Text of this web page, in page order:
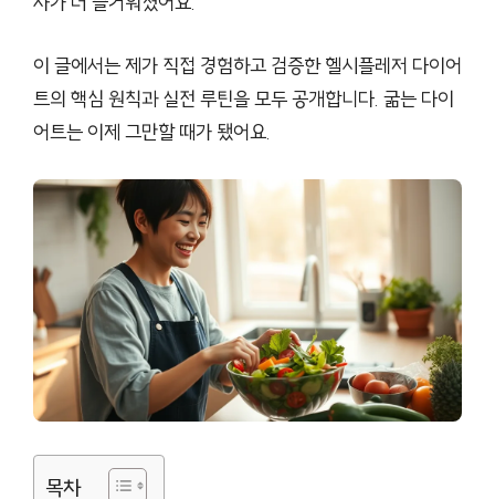
이 글에서는 제가 직접 경험하고 검증한 헬시플레저 다이어
트의 핵심 원칙과 실전 루틴을 모두 공개합니다. 굶는 다이
어트는 이제 그만할 때가 됐어요.
목차